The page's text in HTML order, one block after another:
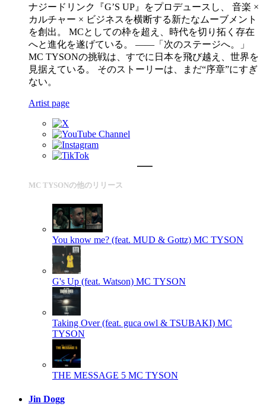
ナジードリンク『G’S UP』をプロデュースし、 音楽 ×
カルチャー × ビジネスを横断する新たなムーブメント
を創出。 MCとしての枠を超え、時代を切り拓く存在
へと進化を遂げている。 ——「次のステージへ。」
MC TYSONの挑戦は、すでに日本を飛び越え、世界を
見据えている。 そのストーリーは、まだ“序章”にすぎ
ない。
Artist page
MC TYSONの他のリリース
You know me? (feat. MUD & Gottz) MC TYSON
G's Up (feat. Watson) MC TYSON
Taking Over (feat. guca owl & TSUBAKI) MC
TYSON
THE MESSAGE 5 MC TYSON
Jin Dogg